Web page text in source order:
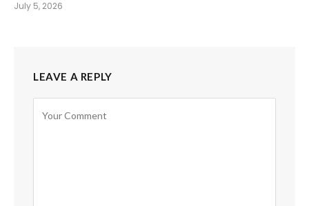
July 5, 2026
LEAVE A REPLY